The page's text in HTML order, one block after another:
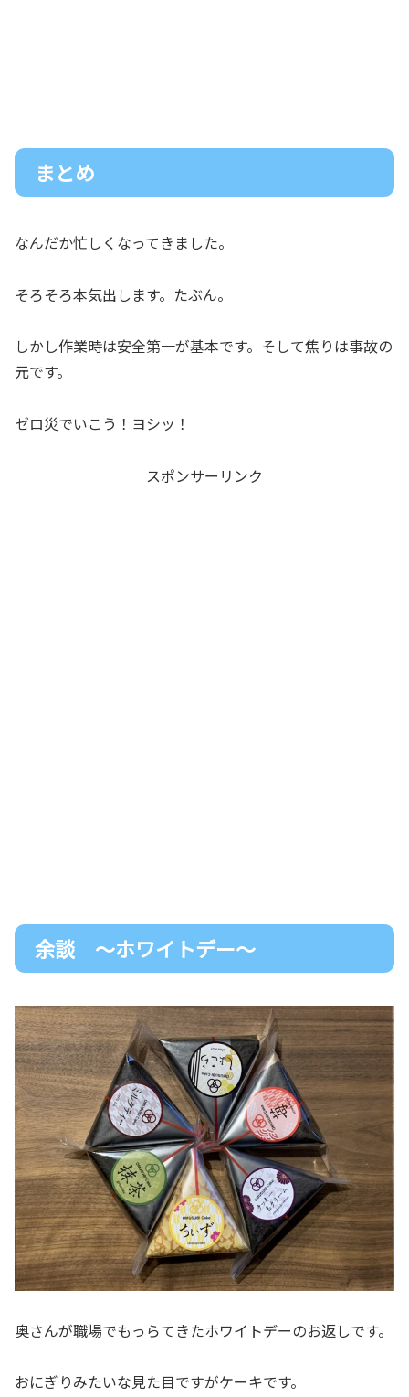
まとめ
なんだか忙しくなってきました。
そろそろ本気出します。たぶん。
しかし作業時は安全第一が基本です。そして焦りは事故の
元です。
ゼロ災でいこう！ヨシッ！
スポンサーリンク
余談 ～ホワイトデー～
奥さんが職場でもっらてきたホワイトデーのお返しです。
おにぎりみたいな見た目ですがケーキです。